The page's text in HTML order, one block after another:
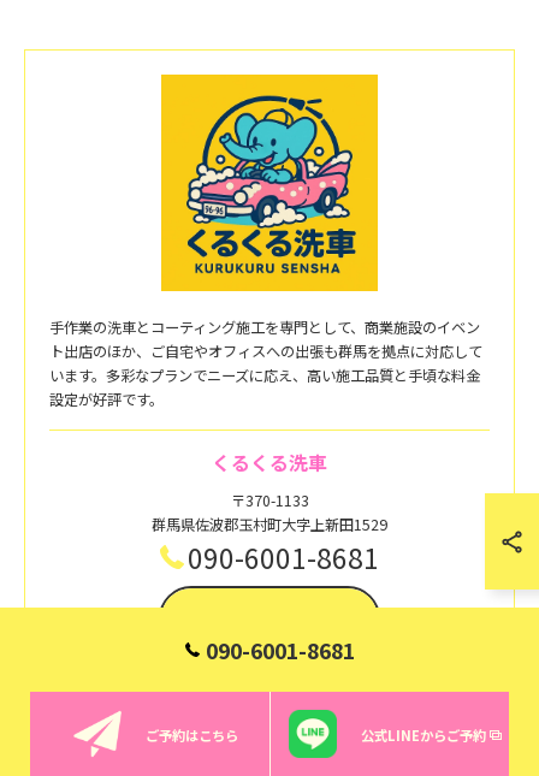
手作業の洗車とコーティング施工を専門として、商業施設のイベン
ト出店のほか、ご自宅やオフィスへの出張も群馬を拠点に対応して
います。多彩なプランでニーズに応え、高い施工品質と手頃な料金
設定が好評です。
くるくる洗車
〒370-1133
群馬県佐波郡玉村町大字上新田1529
090-6001-8681
090-6001-8681
ご予約はこちら 公式LINEからご予約